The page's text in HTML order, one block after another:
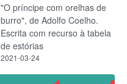
"O príncipe com orelhas de
burro", de Adolfo Coelho.
Escrita com recurso à tabela
de estórias
2021-03-24